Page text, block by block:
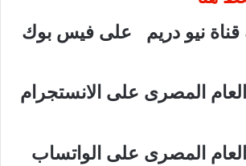
قناة نيو دريم على فيس بوك
العام المصرى على الانستجرام
العام المصرى على الواتساب